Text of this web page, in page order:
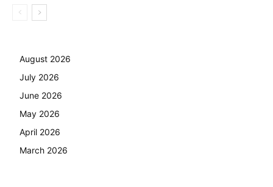
August 2026
July 2026
June 2026
May 2026
April 2026
March 2026